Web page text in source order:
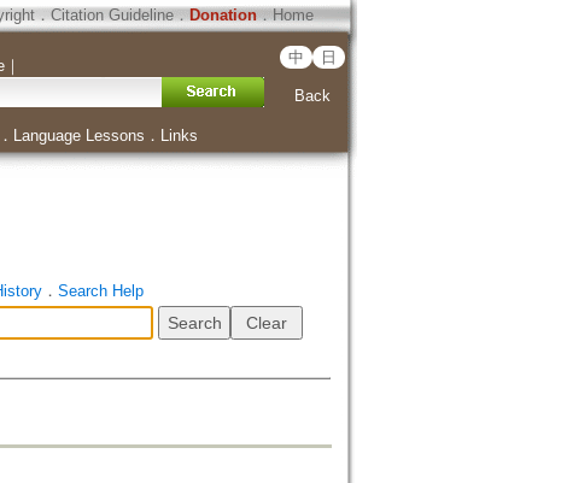
．Citation Guideline． Donation．Home
｜ 中 日
Back
． Language Lessons ． Links
． Search Help